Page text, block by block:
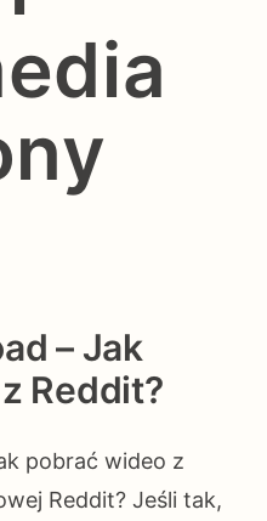
– Jak
Reddit?
pobrać wideo z
Reddit? Jeśli tak,